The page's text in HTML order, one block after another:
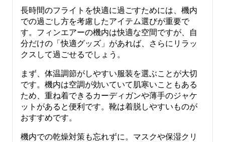
長時間のフライトを快適に過ごすためには、機内
での過ごし方を考慮したアイテム選びが重要で
す。フィンエアーの機内は快適な空間ですが、自
分だけの「快適グッズ」があれば、さらにリラッ
クスして過ごせるでしょう。
まず、体温調節がしやすい服装を選ぶことが大切
です。機内は空調が効いていて肌寒いこともある
ため、重ね着できるカーディガンや薄手のジャケ
ットがあると便利です。靴は着脱しやすいものが
おすすめです。
機内での乾燥対策も忘れずに。マスクや保湿クリ